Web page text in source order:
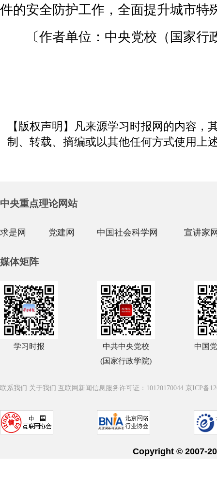
件的安全防护工作，全面提升城市特
〔作者单位：中央党校（国家行
【版权声明】凡来源学习时报网的内容
制、转载、摘编或以其他任何方式使用上
中央重点理论网站
求是网 党建网 中国社会科学网 宣讲家
媒体矩阵
学习时报
中共中央党校
(国家行政学院)
中国
联系我们 关于我们 互联网新闻信息服务许可证：10120170044 京ICP备
Copyright © 2007-